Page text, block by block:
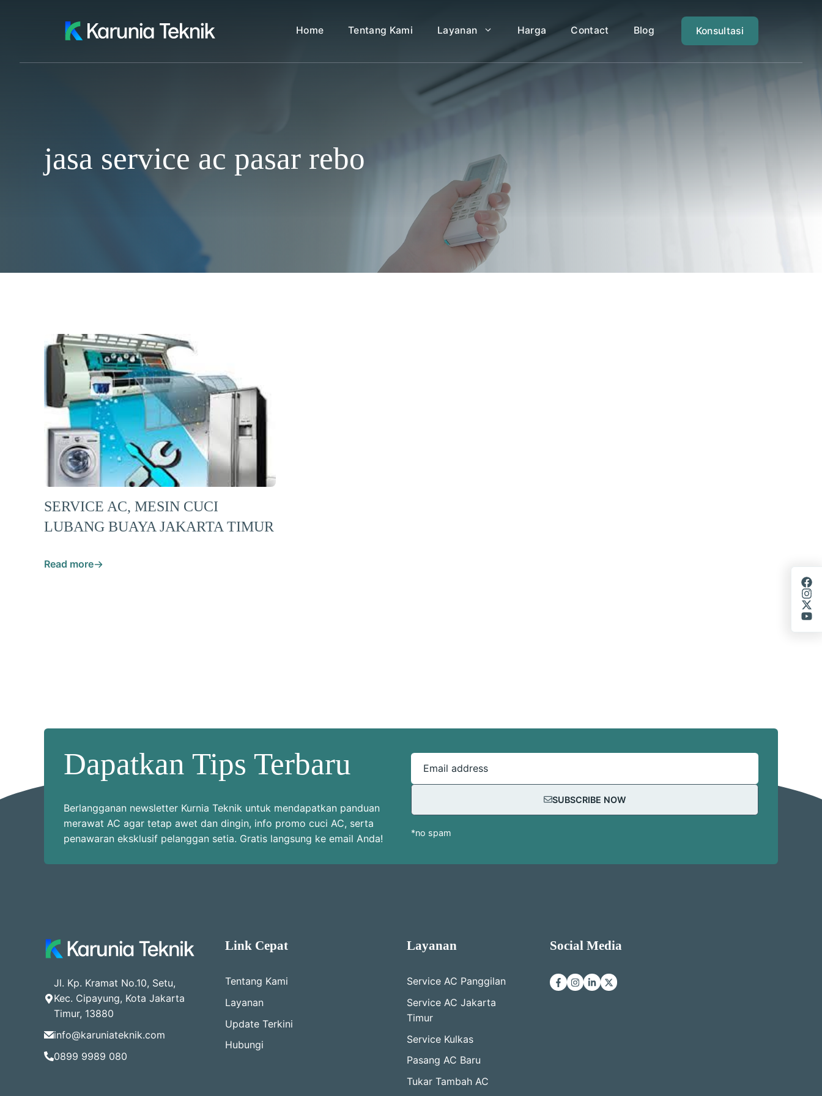
Home Tentang Kami Layanan Harga Contact Blog Konsultasi
jasa service ac pasar rebo
SERVICE AC, MESIN CUCI
LUBANG BUAYA JAKARTA TIMUR
Read more
Dapatkan Tips Terbaru
Berlangganan newsletter Kurnia Teknik untuk mendapatkan panduan
merawat AC agar tetap awet dan dingin, info promo cuci AC, serta
penawaran eksklusif pelanggan setia. Gratis langsung ke email Anda!
Email address
SUBSCRIBE NOW
*no spam
Jl. Kp. Kramat No.10, Setu,
Kec. Cipayung, Kota Jakarta
Timur, 13880
info@karuniateknik.com
0899 9989 080
Link Cepat
Tentang Kami
Layanan
Update Terkini
Hubungi
Layanan
Service AC Panggilan
Service AC Jakarta
Timur
Service Kulkas
Pasang AC Baru
Tukar Tambah AC
Social Media